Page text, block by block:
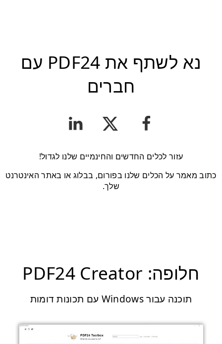
נא לשתף את PDF24 עם
חברים
עזור לכלים החדשים והחינמיים שלנו לגדול!
כתוב מאמר על הכלים שלנו בפורום, בבלוג או באתר האינטרנט
שלך.
חלופה: PDF24 Creator
תוכנה עבור Windows עם תכונות דומות